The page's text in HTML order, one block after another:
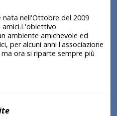
nata nell'Ottobre del 2009
amici.L'obiettivo
ambiente amichevole ed
per alcuni anni l'associazione
ora si riparte sempre più